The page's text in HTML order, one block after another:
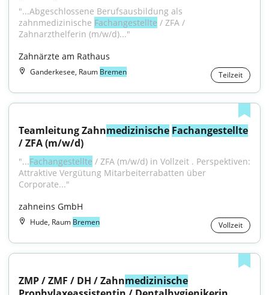
"...Abgeschlossene Berufsausbildung als
zahnmedizinische Fachangestellte / ZFA /
Zahnarzthelferin (m/w/d)..."
Zahnärzte am Rathaus
Ganderkesee, Raum Bremen Teilzeit
Teamleitung Zahnmedizinische Fachangestellte
/ ZFA (m/w/d)
"...Fachangestellte / ZFA (m/w/d) in Vollzeit . Perspektiven:
Attraktive Vergütung Mitarbeiterrabatten über
Corporate..."
zahneins GmbH
Hude, Raum Bremen Vollzeit
ZMP / ZMF / DH / Zahnmedizinische